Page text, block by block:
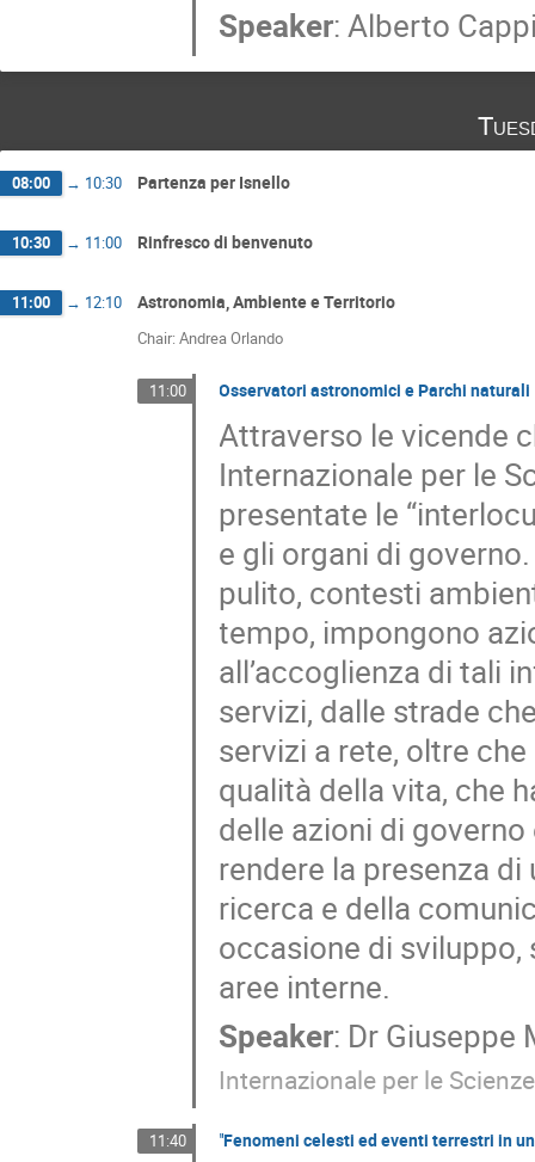
Speaker:Alberto
08:00 → 10:30 Partenza per Isnello
10:30 → 11:00 Rinfresco di benvenuto
11:00 → 12:10 Astronomia, Ambiente e Territorio
Chair: Andrea Orlando
11:00 Osservatori astronomici e Parchi naturali
Attraverso le vicende
Internazionale per le
presentate le
e gli organi di
pulito, contesti
tempo, impongono
all’accoglienza di tali
servizi, dalle strade
servizi a rete, oltre
qualità della vita, che
delle azioni di
rendere la presenza
ricerca e della
occasione di
aree interne.
Speaker: Dr Giuseppe
Internazionale per le
11:40 "Fenomeni celesti ed eventi terrestri in